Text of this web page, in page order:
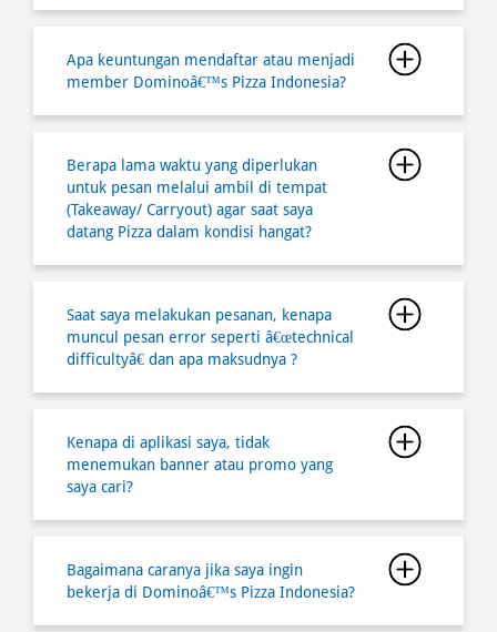
Apa keuntungan mendaftar atau menjadi
member Dominoâ€™s Pizza Indonesia?
Berapa lama waktu yang diperlukan
untuk pesan melalui ambil di tempat
(Takeaway/ Carryout) agar saat saya
datang Pizza dalam kondisi hangat?
Saat saya melakukan pesanan, kenapa
muncul pesan error seperti â€œtechnical
difficultyâ€ dan apa maksudnya ?
Kenapa di aplikasi saya, tidak
menemukan banner atau promo yang
saya cari?
Bagaimana caranya jika saya ingin
bekerja di Dominoâ€™s Pizza Indonesia?